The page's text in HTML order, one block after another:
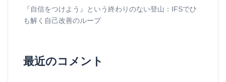
『自信をつけよう』という終わりのない登山：IFSでひ
も解く自己改善のループ
最近のコメント